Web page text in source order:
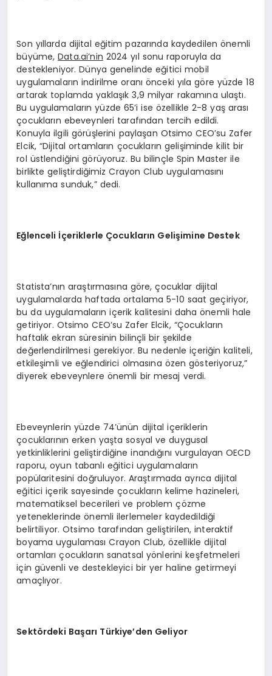
Son yıllarda dijital eğitim pazarında kaydedilen önemli
büyüme,Data.ai’nin 2024 yıl sonu raporuyla da
destekleniyor. Dünya genelinde eğitici mobil
uygulamaların indirilme oranı önceki yıla göre yüzde 18
artarak toplamda yaklaşık 3,9 milyar rakamına ulaştı.
Bu uygulamaların yüzde 65’i ise özellikle 2-8 yaş arası
çocukların ebeveynleri tarafından tercih edildi.
Konuyla ilgili görüşlerini paylaşan Otsimo CEO’su Zafer
Elcik, “Dijital ortamların çocukların gelişiminde kilit bir
rol üstlendiğini görüyoruz. Bu bilinçle Spin Master ile
birlikte geliştirdiğimiz Crayon Club uygulamasını
kullanıma sunduk,” dedi.
Eğlenceli İçeriklerle Çocukların Gelişimine Destek
Statista’nın araştırmasına göre, çocuklar dijital
uygulamalarda haftada ortalama 5-10 saat geçiriyor,
bu da uygulamaların içerik kalitesini daha önemli hale
getiriyor. Otsimo CEO’su Zafer Elcik, “Çocukların
haftalık ekran süresinin bilinçli bir şekilde
değerlendirilmesi gerekiyor. Bu nedenle içeriğin kaliteli,
etkileşimli ve eğlendirici olmasına özen gösteriyoruz,”
diyerek ebeveynlere önemli bir mesaj verdi.
Ebeveynlerin yüzde 74’ünün dijital içeriklerin
çocuklarının erken yaşta sosyal ve duygusal
yetkinliklerini geliştirdiğine inandığını vurgulayan OECD
raporu, oyun tabanlı eğitici uygulamaların
popülaritesini doğruluyor. Araştırmada ayrıca dijital
eğitici içerik sayesinde çocukların kelime hazineleri,
matematiksel becerileri ve problem çözme
yeteneklerinde önemli ilerlemeler kaydedildiği
belirtiliyor. Otsimo tarafından geliştirilen, interaktif
boyama uygulaması Crayon Club, özellikle dijital
ortamları çocukların sanatsal yönlerini keşfetmeleri
için güvenli ve destekleyici bir yer haline getirmeyi
amaçlıyor.
Sektördeki Başarı Türkiye’den Geliyor